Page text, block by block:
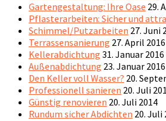
Gartengestaltung: Ihre Oase 29.
Pflasterarbeiten: Sicher und
Schimmel/Putzarbeiten 27. Juni
Terrassensanierung 27. April 2016
Kellerabdichtung 31. Januar 2016
Außenabdichtung 23. Januar 2016
Den Keller voll Wasser? 20.
Professionell sanieren 20. Juli
Günstig renovieren 20. Juli 2014
Rundum sicher Abdichten 20. Juli